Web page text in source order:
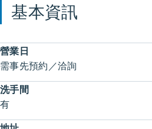
基本資訊
營業日
需事先預約／洽詢
洗手間
有